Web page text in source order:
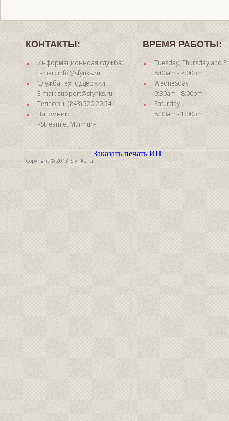
КОНТАКТЫ:
Информационноая служба:
E-mail: info@sfynks.ru
Служба техподдержки:
E-mail: support@sfynks.ru
Телефон: (843) 520 20 54
Питомник:
«Streamlet Murmur»
ВРЕМЯ РАБОТЫ:
Tuesday, Thursday and
8:00am - 7:00pm
Wednesday
9:30am - 8:00pm
Saturday
8:30am - 1:00pm
Copyright © 2013 Sfynks.ru
Заказать печать ИП